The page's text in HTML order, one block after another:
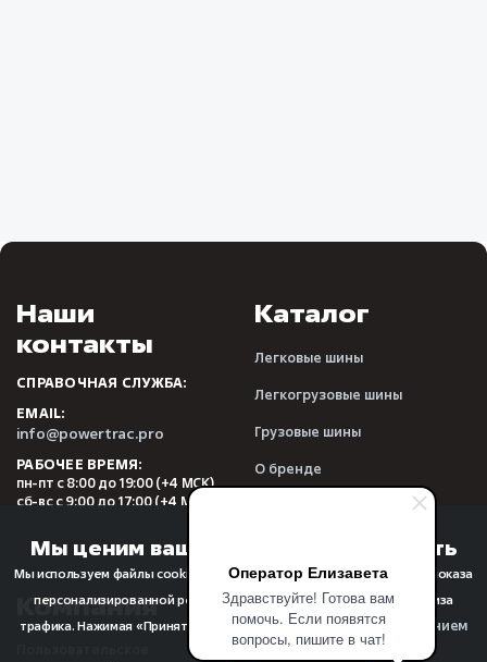
Оператор Елизавета
Здравствуйте! Готова вам
помочь. Если появятся
вопросы, пишите в чат!
Наши
контакты
СПРАВОЧНАЯ СЛУЖБА:
EMAIL:
info@powertrac.pro
РАБОЧЕЕ ВРЕМЯ:
пн-пт с 8:00 до 19:00 (+4 МСК)
сб-вс с 9:00 до 17:00 (+4 МСК)
Каталог
Легковые шины
Легкогрузовые шины
Грузовые шины
О бренде
Компания Прочее
FAQ
Мы ценим вашу конфиденциальность
Мы используем файлы cookie для улучшения качества просмотра, показа
персонализированной рекламы или контента, а также для анализа
трафика. Нажимая «Принять все», вы соглашаетесь сиспользованием
файлов cookie.